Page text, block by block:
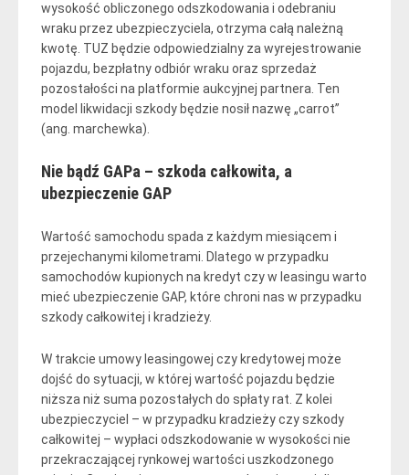
wysokość obliczonego odszkodowania i odebraniu
wraku przez ubezpieczyciela, otrzyma całą należną
kwotę. TUZ będzie odpowiedzialny za wyrejestrowanie
pojazdu, bezpłatny odbiór wraku oraz sprzedaż
pozostałości na platformie aukcyjnej partnera. Ten
model likwidacji szkody będzie nosił nazwę „carrot”
(ang. marchewka).
Nie bądź GAPa – szkoda całkowita, a
ubezpieczenie GAP
Wartość samochodu spada z każdym miesiącem i
przejechanymi kilometrami. Dlatego w przypadku
samochodów kupionych na kredyt czy w leasingu warto
mieć ubezpieczenie GAP, które chroni nas w przypadku
szkody całkowitej i kradzieży.
W trakcie umowy leasingowej czy kredytowej może
dojść do sytuacji, w której wartość pojazdu będzie
niższa niż suma pozostałych do spłaty rat. Z kolei
ubezpieczyciel – w przypadku kradzieży czy szkody
całkowitej – wypłaci odszkodowanie w wysokości nie
przekraczającej rynkowej wartości uszkodzonego